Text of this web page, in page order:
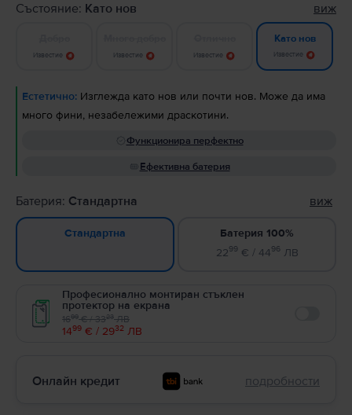
Състояние: Като нов виж
Известие Известие Известие
Като нов
Известие
Естетично: Изглежда като нов или почти нов. Може да има
много фини, незабележими драскотини.
Функционира перфектно
Ефективна батерия
Батерия: Стандартна виж
Стандартна
Батерия 100%
2299€ / 4496ЛВ
Професионално монтиран стъклен
протектор на екрана
1699€ / 3323ЛВ
1499 € / 2932 ЛВ
Онлайн кредит подробности